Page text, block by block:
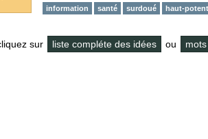
information santé surdoué haut-
sur liste compléte des idées ou